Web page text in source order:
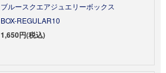
ブルースクエアジュエリーボックス
BOX-REGULAR10
1,650円(税込)